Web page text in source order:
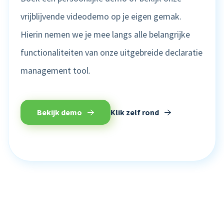
vrijblijvende videodemo op je eigen gemak.
Hierin nemen we je mee langs alle belangrijke
functionaliteiten van onze uitgebreide declaratie
management tool.
Bekijk demo Klik zelf rond